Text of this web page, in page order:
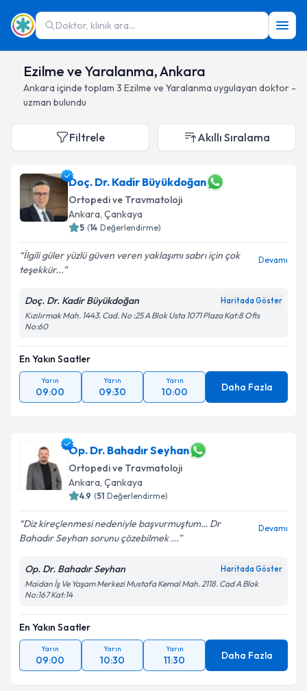
Doktor, klinik ara...
Ezilme ve Yaralanma, Ankara
Ankara içinde toplam 3 Ezilme ve Yaralanma uygulayan doktor -
uzman bulundu
Filtrele Akıllı Sıralama
Doç. Dr. Kadir Büyükdoğan
Ortopedi ve Travmatoloji
Ankara, Çankaya
5 (14 Değerlendirme)
İlgili güler yüzlü güven veren yaklaşımı sabrı için çok
teşekkür...
Devamı
Doç. Dr. Kadir Büyükdoğan Haritada Göster
Kızılırmak Mah. 1443. Cad. No :25 A Blok Usta 1071 Plaza Kat:8 Ofis
No:60
En Yakın Saatler
Yarın
09:00
Yarın
09:30
Yarın
10:00 Daha Fazla
Op. Dr. Bahadır Seyhan
Ortopedi ve Travmatoloji
Ankara, Çankaya
4.9 (51 Değerlendirme)
Diz kireçlenmesi nedeniyle başvurmuştum… Dr
Bahadır Seyhan sorunu çözebilmek ...
Devamı
Op. Dr. Bahadır Seyhan Haritada Göster
Maidan İş Ve Yaşam Merkezi Mustafa Kemal Mah. 2118. Cad A Blok
No:167 Kat:14
En Yakın Saatler
Yarın
09:00
Yarın
10:30
Yarın
11:30 Daha Fazla